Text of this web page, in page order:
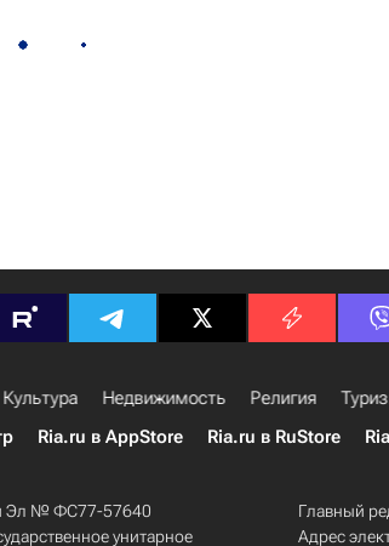
Культура Недвижимость Религия
Ria.ru в AppStore Ria.ru в RuStore
Эл № ФС77-57640
унитарное
Главный
Адрес